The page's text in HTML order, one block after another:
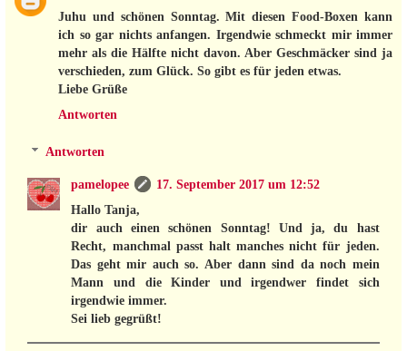
Juhu und schönen Sonntag. Mit diesen Food-Boxen kann
ich so gar nichts anfangen. Irgendwie schmeckt mir immer
mehr als die Hälfte nicht davon. Aber Geschmäcker sind ja
verschieden, zum Glück. So gibt es für jeden etwas.
Liebe Grüße
Antworten
Antworten
pamelopee
17. September 2017 um 12:52
Hallo Tanja,
dir auch einen schönen Sonntag! Und ja, du hast
Recht, manchmal passt halt manches nicht für jeden.
Das geht mir auch so. Aber dann sind da noch mein
Mann und die Kinder und irgendwer findet sich
irgendwie immer.
Sei lieb gegrüßt!